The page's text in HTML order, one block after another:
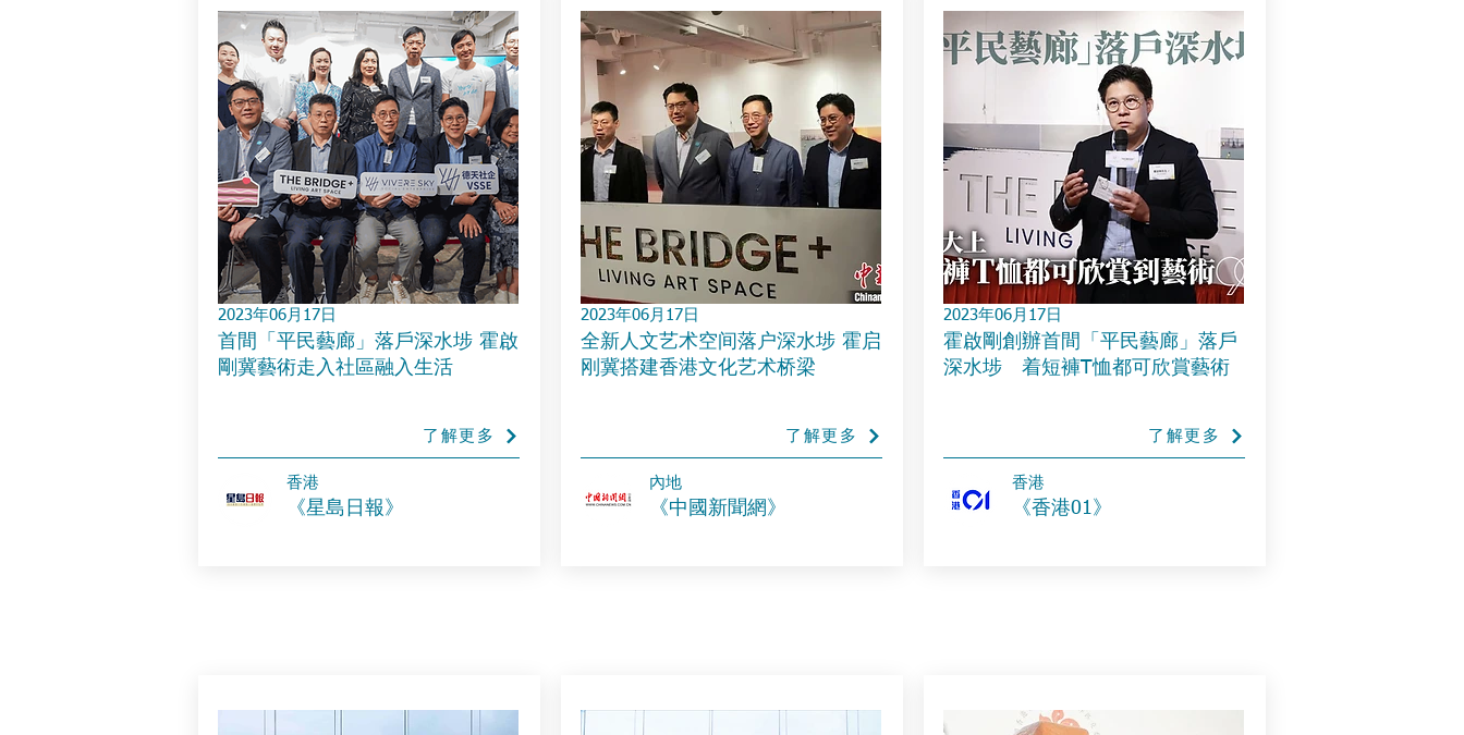
2023年06月17日
首間「平民藝廊」落戶深水埗 霍啟
剛冀藝術走入社區融入生活
了解更多
香港
《星島日報》
2023年06月17日
全新人文艺术空间落户深水埗 霍启
刚冀搭建香港文化艺术桥梁
了解更多
內地
《中國新聞網》
2023年06月17日
霍啟剛創辦首間「平民藝廊」落戶
深水埗 着短褲T恤都可欣賞藝術
了解更多
香港
《香港01》